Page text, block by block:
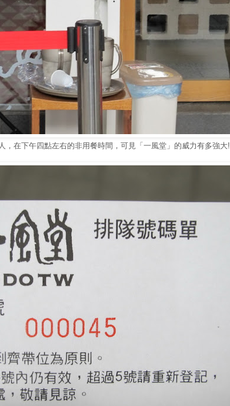
，在下午四點左右的非用餐時間，可見「一風堂」的威力有多強大!